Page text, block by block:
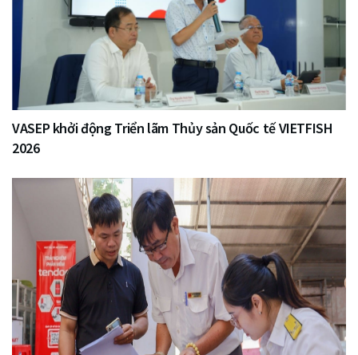
VASEP khởi động Triển lãm Thủy sản Quốc tế VIETFISH
2026